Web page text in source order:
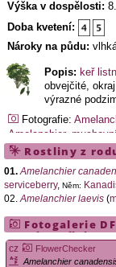
Výška v dospělosti:
Doba kvetení:
Nároky na půdu:
Popis: keř
obvejčité,
výrazné
Fotografie:
Amelanchier,
Rostliny z
01.Amelanchier
serviceberry, Něm:
02.Amelanchier laevis (
Fotogalerie
muchovník
cz
FlowerChecker
Amelanchier